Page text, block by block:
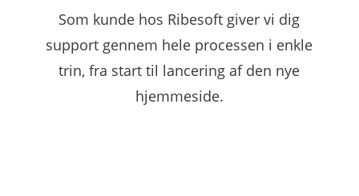
Som kunde hos Ribesoft giver vi dig
support gennem hele processen i enkle
trin, fra start til lancering af den nye
hjemmeside.